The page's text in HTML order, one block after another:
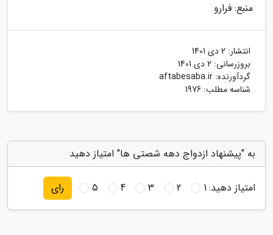
منبع: فرارو
انتشار: 2 دی 1401
بروزرسانی: 2 دی 1401
گردآورنده: aftabesaba.ir
شناسه مطلب: 1976
به "پیشنهاد ازدواج دهه شصتی ها" امتیاز دهید
امتیاز دهید:1
2
3
4
5 رای